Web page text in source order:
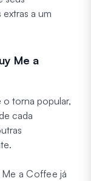
a um
Me a
torna popular,
cada
a Coffee já